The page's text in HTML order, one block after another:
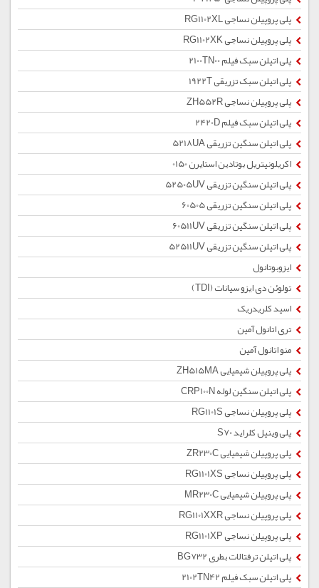
پلی پروپیلن نساجی RG1102XL
پلی پروپیلن نساجی RG1102XK
پلی اتیلن سبک فیلم 2100TN00
پلی اتیلن سبک تزریقی 1922T
پلی پروپیلن نساجی ZH552R
پلی اتیلن سبک فیلم 2420D
پلی اتیلن سنگین تزریقی 5218UA
اکریلونیتریل بوتادین استایرن 0150
پلی اتیلن سنگین تزریقی 52505UV
پلی اتیلن سنگین تزریقی 60505
پلی اتیلن سنگین تزریقی 60511UV
پلی اتیلن سنگین تزریقی 52511UV
ایزوبوتانول
تولوئن دی ایزو سیانات (TDI)
اسید کلریدریک
تری اتانول آمین
منو اتانول آمین
پلی پروپیلن شیمیایی ZH515MA
پلی اتیلن سنگین لوله CRP100N
پلی پروپیلن نساجی RG1101S
پلی وینیل کلراید S70
پلی پروپیلن شیمیایی ZR230C
پلی پروپیلن نساجی RG1101XS
پلی پروپیلن شیمیایی MR230C
پلی پروپیلن نساجی RG1101XXR
پلی پروپیلن نساجی RG1101XP
پلی اتیلن ترفتالات بطری BG732
پلی اتیلن سبک فیلم 2102TN42